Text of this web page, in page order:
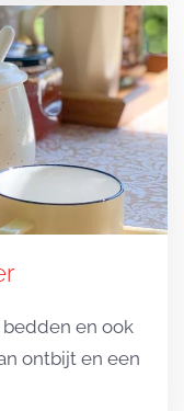
en ook
ontbijt en een